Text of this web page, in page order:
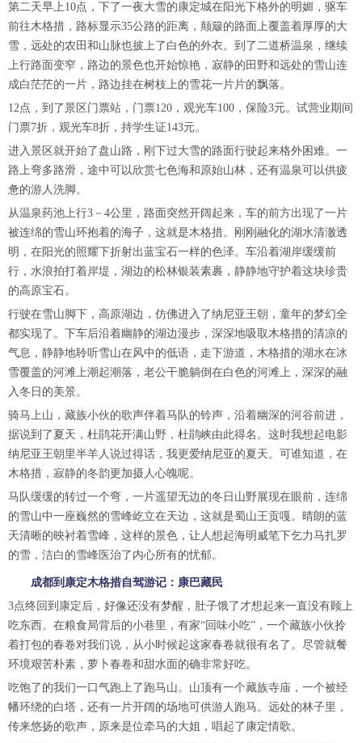
第二天早上10点，下了一夜大雪的康定城在阳光下格外的明媚，驱车
前往木格措，路标显示35公路的距离，颠簸的路面上覆盖着厚厚的大
雪，远处的农田和山脉也披上了白色的外衣。到了二道桥温泉，继续
上行路面变窄，路边的景色也开始惊艳，寂静的田野和远处的雪山连
成白茫茫的一片，路边挂在树枝上的雪花一片片的飘落。
12点，到了景区门票站，门票120，观光车100，保险3元。试营业期间
门票7折，观光车8折，持学生证143元。
进入景区就开始了盘山路，刚下过大雪的路面行驶起来格外困难。一
路上弯多路滑，途中可以欣赏七色海和原始山林，还有温泉可以供疲
惫的游人洗脚。
从温泉药池上行3－4公里，路面突然开阔起来，车的前方出现了一片
被连绵的雪山环抱着的海子，这就是木格措。刚刚融化的湖水清澈透
明，在阳光的照耀下折射出蓝宝石一样的色泽。车沿着湖岸缓缓前
行，水浪拍打着岸堤，湖边的松林银装素裹，静静地守护着这块珍贵
的高原宝石。
行驶在雪山脚下，高原湖边，仿佛进入了纳尼亚王朝，童年的梦幻全
都实现了。下车后沿着幽静的湖边漫步，深深地吸取木格措的清凉的
气息，静静地聆听雪山在风中的低语，走下游道，木格措的湖水在冰
雪覆盖的河滩上潮起潮落，老公干脆躺倒在白色的河滩上，深深的融
入冬日的美景。
骑马上山，藏族小伙的歌声伴着马队的铃声，沿着幽深的河谷前进，
据说到了夏天，杜鹃花开满山野，杜鹃峡由此得名。这时我想起电影
纳尼亚王朝里半羊人说过得话，我更爱纳尼亚的夏天。可谁知道，在
木格措，寂静的冬韵更加摄人心魄呢。
马队缓缓的转过一个弯，一片遥望无边的冬日山野展现在眼前，连绵
的雪山中一座巍然的雪峰屹立在天边，这就是蜀山王贡嘎。晴朗的蓝
天清晰的映衬着雪峰，这样的景色，让人想起海明威笔下乞力马扎罗
的雪，洁白的雪峰医治了内心所有的忧郁。
成都到康定木格措自驾游记：康巴藏民
3点终回到康定后，好像还没有梦醒，肚子饿了才想起来一直没有顾上
吃东西。在粮食局背后的小巷里，有家“回味小吃”，一个藏族小伙拎
着打包的春卷对我们说，从小时候起这家春卷就很有名了。尽管就餐
环境艰苦朴素，萝卜春卷和甜水面的确非常好吃。
吃饱了的我们一口气跑上了跑马山。山顶有一个藏族寺庙，一个被经
幡环绕的白塔，还有一片开阔的场地可供游人跑马。远处的林子里，
传来悠扬的歌声，原来是位牵马的大姐，唱起了康定情歌。